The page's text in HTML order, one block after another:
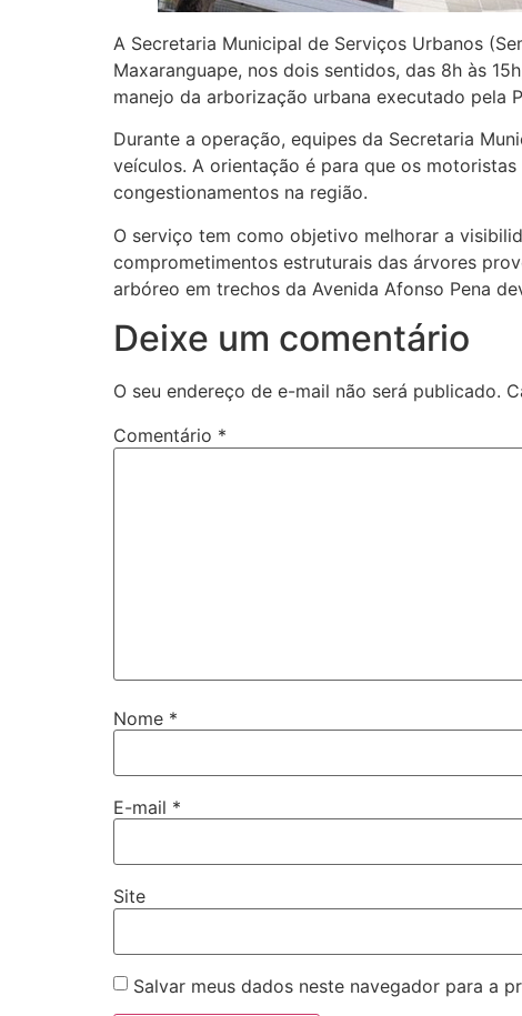
A Secretaria Municipal de Serviços Urbanos
Maxaranguape, nos dois sentidos, das 8h às
manejo da arborização urbana executado pela
Durante a operação, equipes da Secretaria
veículos. A orientação é para que os
congestionamentos na região.
O serviço tem como objetivo melhorar a
comprometimentos estruturais das árvores
arbóreo em trechos da Avenida Afonso Pena
Deixe um comentário
O seu endereço de e-mail não será publicado.
Comentário *
Nome *
E-mail *
Site
Salvar meus dados neste navegador para a